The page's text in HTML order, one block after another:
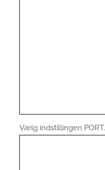
Vælg indstillingen PORT.